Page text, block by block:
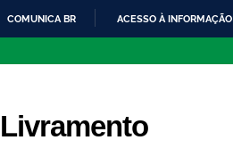
COMUNICA BR ACESSO À INFORMAÇÃO